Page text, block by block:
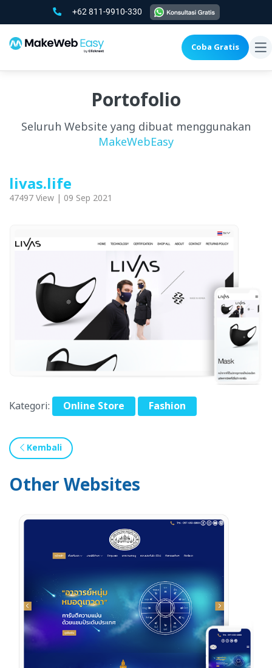
+62 811-9910-330
Coba Gratis
Portofolio
Seluruh Website yang dibuat menggunakan
MakeWebEasy
livas.life
47497 View | 09 Sep 2021
Kategori: Online Store Fashion
Kembali
Other Websites